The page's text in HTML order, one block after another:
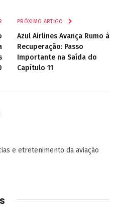
PRÓXIMO ARTIGO
Azul Airlines Avança Rumo à
Recuperação: Passo
Importante na Saída do
Capítulo 11
e etretenimento da aviação